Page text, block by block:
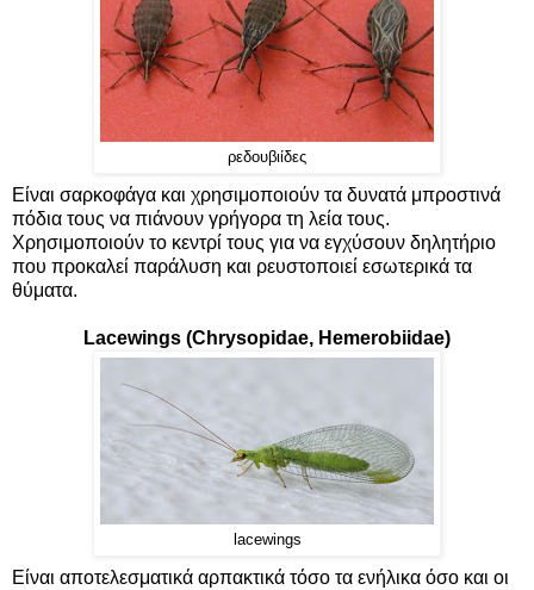
ρεδουβιίδες
Είναι σαρκοφάγα και χρησιμοποιούν τα δυνατά μπροστινά
πόδια τους να πιάνουν γρήγορα τη λεία τους.
Χρησιμοποιούν το κεντρί τους για να εγχύσουν δηλητήριο
που προκαλεί παράλυση και ρευστοποιεί εσωτερικά τα
θύματα.
Lacewings (Chrysopidae, Hemerobiidae)
lacewings
Είναι αποτελεσματικά αρπακτικά τόσο τα ενήλικα όσο και οι